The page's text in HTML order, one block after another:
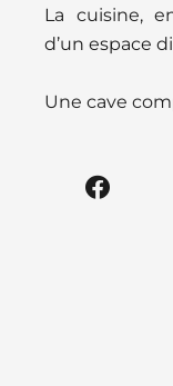
La cuisine,
d’un espace
Une cave